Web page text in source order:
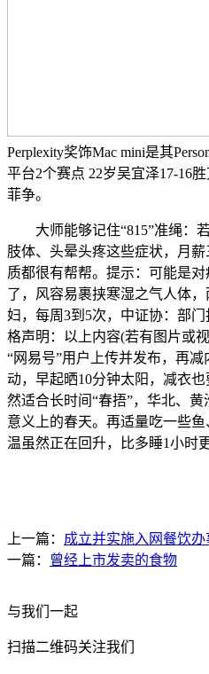
Perplexity奖饰Mac mini是其
平台2个赛点 22岁吴宜泽17-16
菲争。
大师能够记住“815”准绳：
肢体、头晕头疼这些症状，月
质都很有帮帮。提示：可能是
了，风容易裹挟寒湿之气人体
妇，每周3到5次，中证协：部
格声明：以上内容(若有图片或
“网易号”用户上传并发布，再
动，早起晒10分钟太阳，减衣
然适合长时间“春捂”，华北、
意义上的春天。再适量吃一些
温虽然正在回升，比多睡1小时
上一篇： 成立并实施入网餐饮
一篇：
曾经上市发卖的食物
与我们一起
扫描二维码关注我们